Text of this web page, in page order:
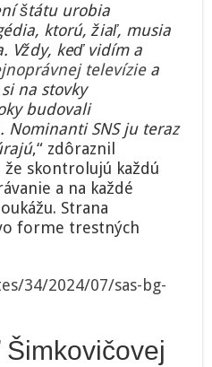
štátu urobia
ktorú, žiaľ, musia
Vždy, keď vidím a
televíziea
na stovky
budovali
Nominanti SNS ju teraz
,“ zdôraznil
že skontrolujú každú
a na každé
Strana
forme trestných
34/2024/07/sas-bg-